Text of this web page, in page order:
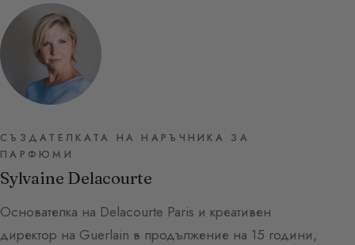
СЪЗДАТЕЛКАТА НА НАРЪЧНИКА ЗА
ПАРФЮМИ
Sylvaine Delacourte
Основателка на Delacourte Paris и креативен
директор на Guerlain в продължение на 15 години,